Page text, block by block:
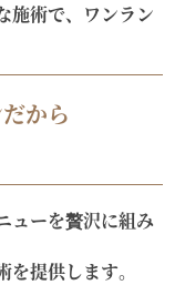
術で、 ワンラン
から
ューを贅沢に組み
提供します。